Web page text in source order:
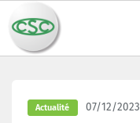
Actualité 07/12/2023